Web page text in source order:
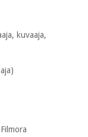
kuvaaja,